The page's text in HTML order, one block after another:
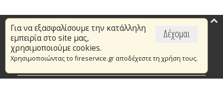
Δέχομαι
Για να εξασφαλίσουμε την κατάλληλη
εμπειρία στο site μας,
χρησιμοποιούμε cookies.
Χρησιμοποιώντας το fireservice.gr αποδέχεστε τη χρήση τους.
Επικαιρότητα
Το Πυροσβεστικό Σώμα